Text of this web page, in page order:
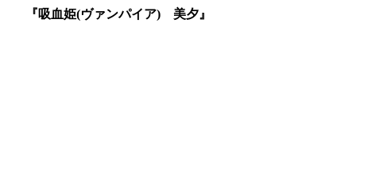
『吸血姫(ヴァンパイア) 美夕』